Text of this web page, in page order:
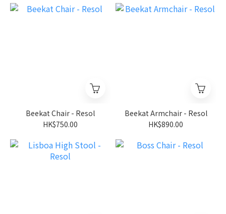
Beekat Chair - Resol
HK$750.00
Beekat Armchair - Resol
HK$890.00